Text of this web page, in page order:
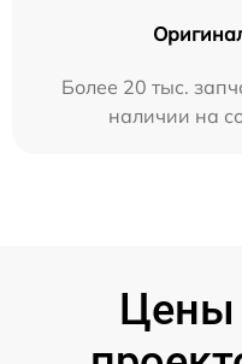
Более 20 тыс.
наличии на
Цены